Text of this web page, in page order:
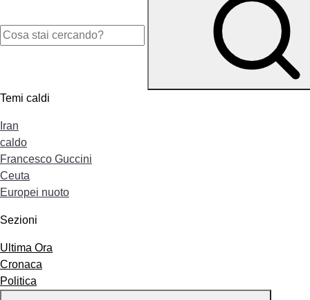
Temi caldi
Iran
caldo
Francesco Guccini
Ceuta
Europei nuoto
Sezioni
Ultima Ora
Cronaca
Politica